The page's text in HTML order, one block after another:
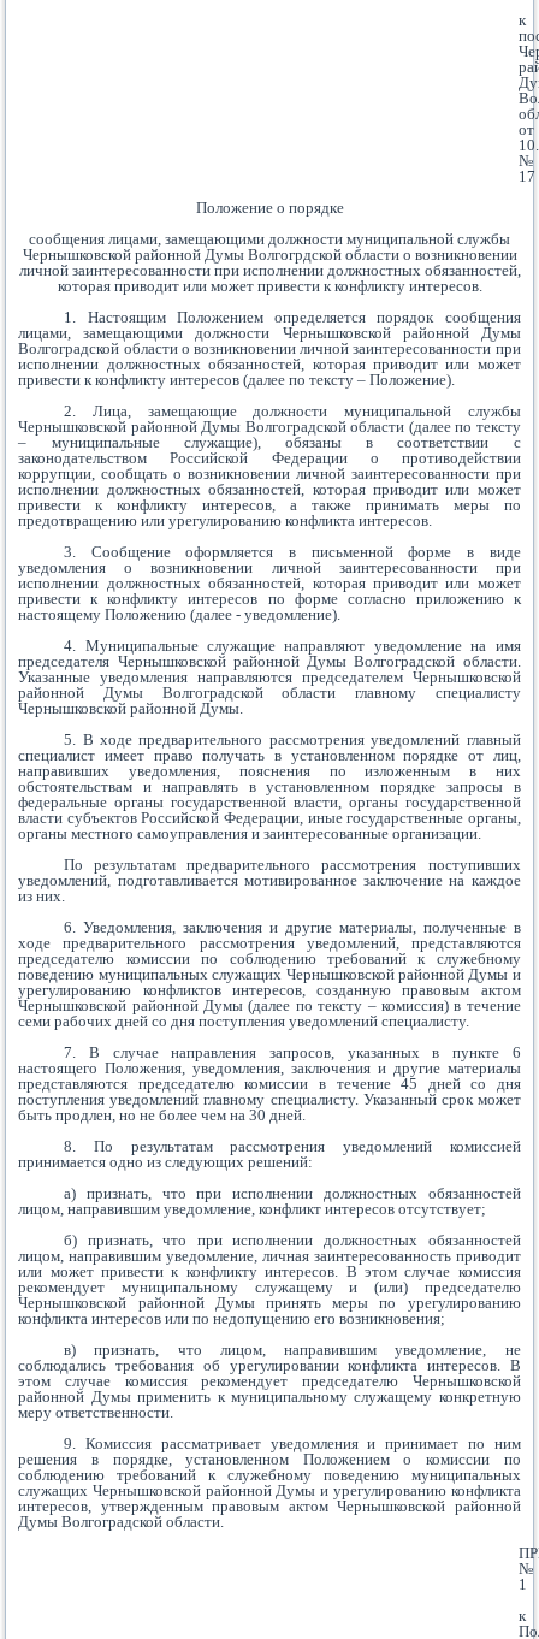
к
от
№
17
Положение о порядке
сообщения лицами, замещающими должности муниципальной службы
Чернышковской районной Думы Волгогрдской области о возникновении
личной заинтересованности при исполнении должностных обязанностей,
которая приводит или может привести к конфликту интересов.
1. Настоящим Положением определяется порядок сообщения
лицами, замещающими должности Чернышковской районной Думы
Волгоградской области о возникновении личной заинтересованности при
исполнении должностных обязанностей, которая приводит или может
привести к конфликту интересов (далее по тексту – Положение).
2. Лица, замещающие должности муниципальной службы
Чернышковской районной Думы Волгоградской области (далее по тексту
– муниципальные служащие), обязаны в соответствии с
законодательством Российской Федерации о противодействии
коррупции, сообщать о возникновении личной заинтересованности при
исполнении должностных обязанностей, которая приводит или может
привести к конфликту интересов, а также принимать меры по
предотвращению или урегулированию конфликта интересов.
3. Сообщение оформляется в письменной форме в виде
уведомления о возникновении личной заинтересованности при
исполнении должностных обязанностей, которая приводит или может
привести к конфликту интересов по форме согласно приложению к
настоящему Положению (далее - уведомление).
4. Муниципальные служащие направляют уведомление на имя
председателя Чернышковской районной Думы Волгоградской области.
Указанные уведомления направляются председателем Чернышковской
районной Думы Волгоградской области главному специалисту
Чернышковской районной Думы.
5. В ходе предварительного рассмотрения уведомлений главный
специалист имеет право получать в установленном порядке от лиц,
направивших уведомления, пояснения по изложенным в них
обстоятельствам и направлять в установленном порядке запросы в
федеральные органы государственной власти, органы государственной
власти субъектов Российской Федерации, иные государственные органы,
органы местного самоуправления и заинтересованные организации.
По результатам предварительного рассмотрения поступивших
уведомлений, подготавливается мотивированное заключение на каждое
из них.
6. Уведомления, заключения и другие материалы, полученные в
ходе предварительного рассмотрения уведомлений, представляются
председателю комиссии по соблюдению требований к служебному
поведению муниципальных служащих Чернышковской районной Думы и
урегулированию конфликтов интересов, созданную правовым актом
Чернышковской районной Думы (далее по тексту – комиссия) в течение
семи рабочих дней со дня поступления уведомлений специалисту.
7. В случае направления запросов, указанных в пункте 6
настоящего Положения, уведомления, заключения и другие материалы
представляются председателю комиссии в течение 45 дней со дня
поступления уведомлений главному специалисту. Указанный срок может
быть продлен, но не более чем на 30 дней.
8. По результатам рассмотрения уведомлений комиссией
принимается одно из следующих решений:
а) признать, что при исполнении должностных обязанностей
лицом, направившим уведомление, конфликт интересов отсутствует;
б) признать, что при исполнении должностных обязанностей
лицом, направившим уведомление, личная заинтересованность приводит
или может привести к конфликту интересов. В этом случае комиссия
рекомендует муниципальному служащему и (или) председателю
Чернышковской районной Думы принять меры по урегулированию
конфликта интересов или по недопущению его возникновения;
в) признать, что лицом, направившим уведомление, не
соблюдались требования об урегулировании конфликта интересов. В
этом случае комиссия рекомендует председателю Чернышковской
районной Думы применить к муниципальному служащему конкретную
меру ответственности.
9. Комиссия рассматривает уведомления и принимает по ним
решения в порядке, установленном Положением о комиссии по
соблюдению требований к служебному поведению муниципальных
служащих Чернышковской районной Думы и урегулированию конфликта
интересов, утвержденным правовым актом Чернышковской районной
Думы Волгоградской области.
№
1
к